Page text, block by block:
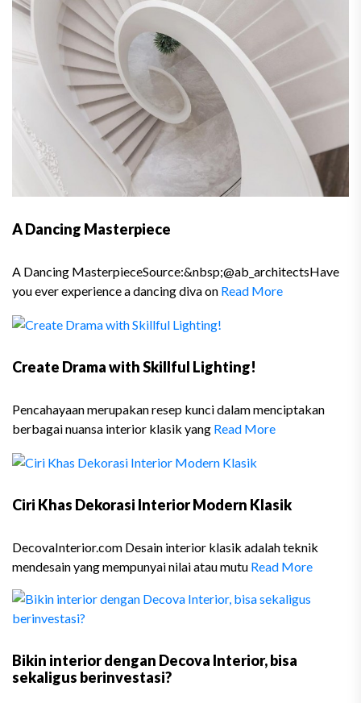
A Dancing Masterpiece
A Dancing MasterpieceSource:&nbsp;@ab_architectsHave
you ever experience a dancing diva on Read More
Create Drama with Skillful Lighting!
Pencahayaan merupakan resep kunci dalam menciptakan
berbagai nuansa interior klasik yang Read More
Ciri Khas Dekorasi Interior Modern Klasik
DecovaInterior.com Desain interior klasik adalah teknik
mendesain yang mempunyai nilai atau mutu Read More
Bikin interior dengan Decova Interior, bisa
sekaligus berinvestasi?